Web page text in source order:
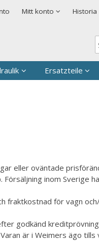
Mitt konto Historia
Ersatzteile
eller oväntade
inom Sverige
fraktkostnad för vagn
godkänd
är i Weimers ägo tills